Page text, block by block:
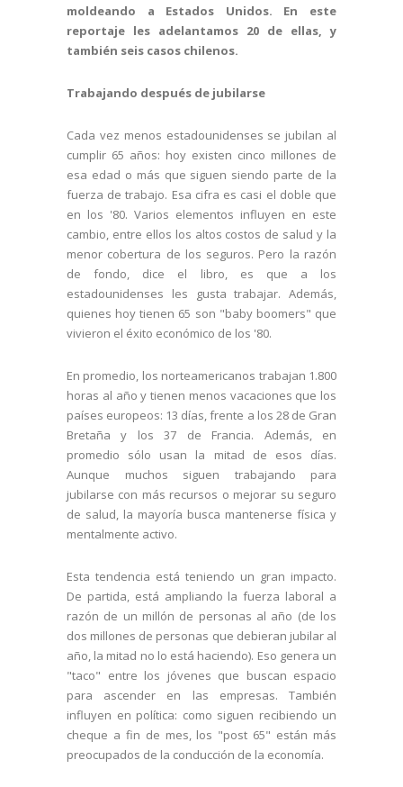
moldeando a Estados Unidos. En este
reportaje les adelantamos 20 de ellas, y
también seis casos chilenos.
Trabajando después de jubilarse
Cada vez menos estadounidenses se jubilan al
cumplir 65 años: hoy existen cinco millones de
esa edad o más que siguen siendo parte de la
fuerza de trabajo. Esa cifra es casi el doble que
en los '80. Varios elementos influyen en este
cambio, entre ellos los altos costos de salud y la
menor cobertura de los seguros. Pero la razón
de fondo, dice el libro, es que a los
estadounidenses les gusta trabajar. Además,
quienes hoy tienen 65 son "baby boomers" que
vivieron el éxito económico de los '80.
En promedio, los norteamericanos trabajan 1.800
horas al año y tienen menos vacaciones que los
países europeos: 13 días, frente a los 28 de Gran
Bretaña y los 37 de Francia. Además, en
promedio sólo usan la mitad de esos días.
Aunque muchos siguen trabajando para
jubilarse con más recursos o mejorar su seguro
de salud, la mayoría busca mantenerse física y
mentalmente activo.
Esta tendencia está teniendo un gran impacto.
De partida, está ampliando la fuerza laboral a
razón de un millón de personas al año (de los
dos millones de personas que debieran jubilar al
año, la mitad no lo está haciendo). Eso genera un
"taco" entre los jóvenes que buscan espacio
para ascender en las empresas. También
influyen en política: como siguen recibiendo un
cheque a fin de mes, los "post 65" están más
preocupados de la conducción de la economía.